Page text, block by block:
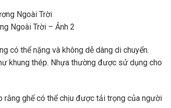
Ngoài Trời – Ảnh 2
có thể nặng và không dễ dàng di chuyển.
khung thép. Nhựa thường được sử dụng cho
rằng ghế có thể chịu được tải trọng của người